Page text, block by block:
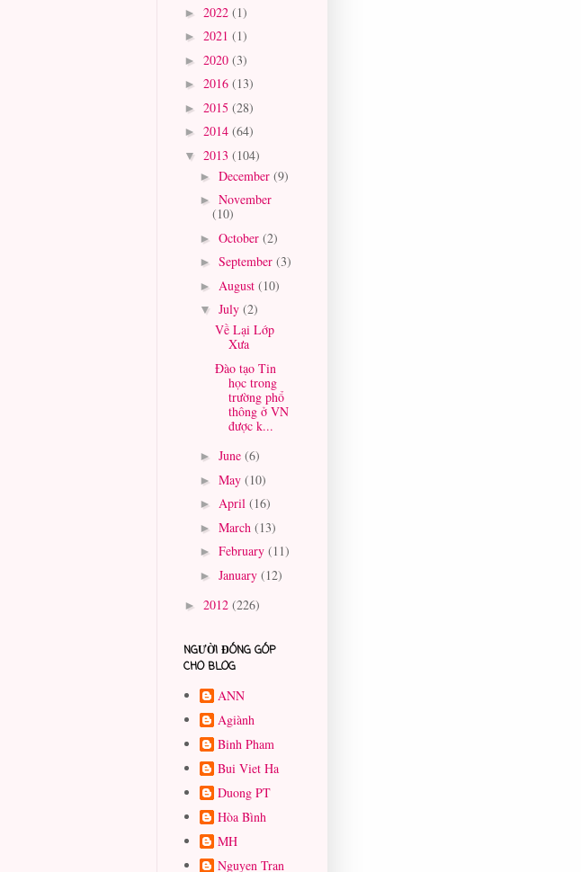
► 2022 (1)
► 2021 (1)
► 2020 (3)
► 2016 (13)
► 2015 (28)
► 2014 (64)
▼ 2013 (104)
► December (9)
► November
(10)
► October (2)
► September (3)
► August (10)
▼ July (2)
Về Lại Lớp
Xưa
Đào tạo Tin
học trong
trường phổ
thông ở VN
được k...
► June (6)
► May (10)
► April (16)
► March (13)
► February (11)
► January (12)
► 2012 (226)
NGƯỜI ĐÓNG GÓP
CHO BLOG
ANN
Agiành
Binh Pham
Bui Viet Ha
Duong PT
Hòa Bình
MH
Nguyen Tran